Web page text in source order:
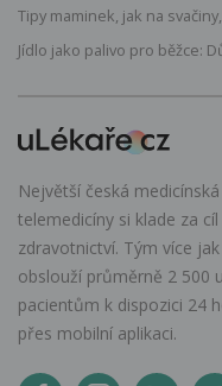
Tipy maminek, jak na
Jídlo jako palivo pro běžce:
Největší česká
telemedicíny si klade za
zdravotnictví. Tým více
obslouží průměrně 2 500
pacientům k dispozici 24
přes mobilní aplikaci.